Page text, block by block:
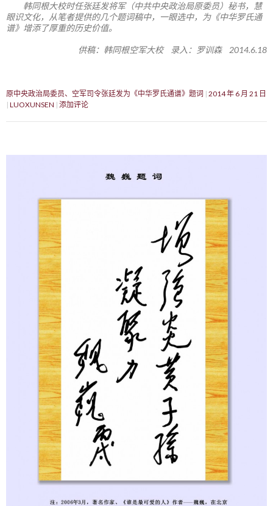
韩同根大校时任张廷发将军（中共中央政治局原委员）秘书，慧
眼识文化，从笔者提供的几个题词稿中，一眼选中，为《中华罗氏通
谱》增添了厚重的历史价值。
供稿：韩同根空军大校 录入：罗训森 2014.6.18
原中央政治局委员、空军司令张廷发为《中华罗氏通谱》题词 2014 年 6 月 21 日
LUOXUNSEN 添加评论